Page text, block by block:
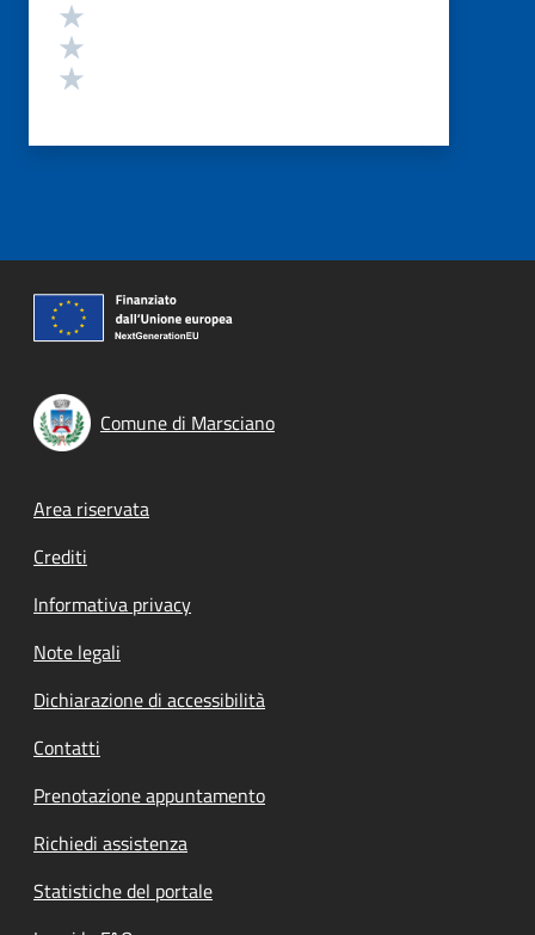
Comune di Marsciano
Footer menu
Area riservata
Crediti
Informativa privacy
Note legali
Dichiarazione di accessibilità
Contatti
Prenotazione appuntamento
Richiedi assistenza
Statistiche del portale